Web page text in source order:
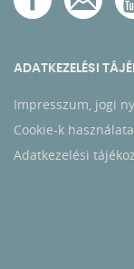
ADATKEZELÉSI
Impresszum, jogi
Cookie-k használata
Adatkezelési